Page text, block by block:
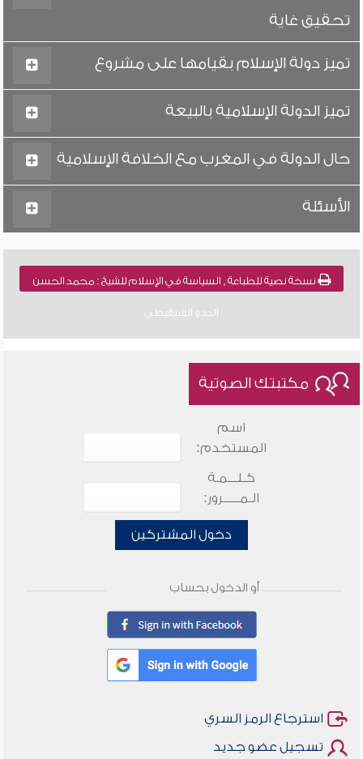
تحقيق غاية
تميز دولة الإسلام بقيامها على مشروع
تميز الدولة الإسلامية بالبيعة
حال الدولة في المغرب مع الخلافة الإسلامية
الأسئلة
نسخة نصية للطباعة , السياسة في الإسلام للشيخ : محمد الحسن
الددو الشنقيطي
مكتبتك الصوتية
اسم
المستخدم:
كـلـــمـة
الـمـــــرور:
دخول المشتركين
أو الدخول بحساب
استرجاع الرمز السري
تسجيل عضو جديد